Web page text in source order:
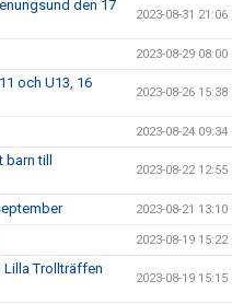
den 17
2023-08-31 21:06
2023-08-29 08:00
och U13, 16
2023-08-26 15:38
2023-08-24 09:34
till
2023-08-22 12:55
2023-08-21 13:10
2023-08-19 15:22
Trollträffen
2023-08-19 15:15